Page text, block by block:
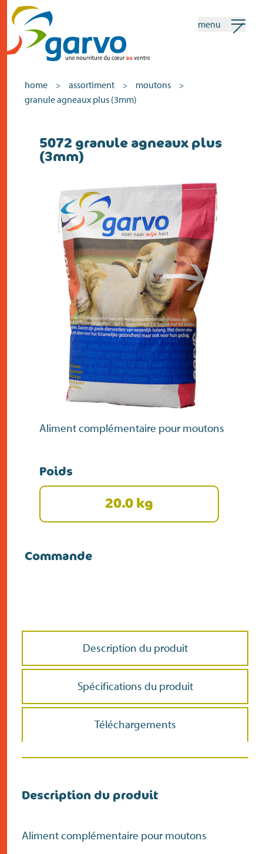
home
assortiment
vente
actualités
contact
menu
home > assortiment > moutons >
granule agneaux plus (3mm)
5072 granule agneaux plus
(3mm)
Aliment complémentaire pour moutons
Poids
20.0 kg
Commande
Description du produit
Spécifications du produit
Téléchargements
Description du produit
Aliment complémentaire pour moutons